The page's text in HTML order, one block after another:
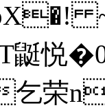
T鼮悦
乞荣